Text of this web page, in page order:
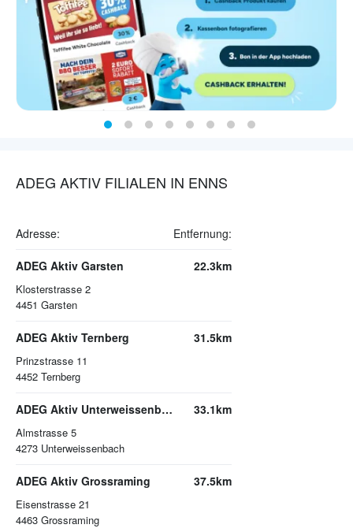
ADEG AKTIV FILIALEN IN ENNS
Adresse: Entfernung:
ADEG Aktiv Garsten
Klosterstrasse 2
4451 Garsten
22.3km
ADEG Aktiv Ternberg
Prinzstrasse 11
4452 Ternberg
31.5km
ADEG Aktiv Unterweissenbach
Almstrasse 5
4273 Unterweissenbach
33.1km
ADEG Aktiv Grossraming
Eisenstrasse 21
4463 Grossraming
37.5km